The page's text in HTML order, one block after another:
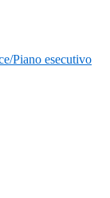
Piano esecutivo